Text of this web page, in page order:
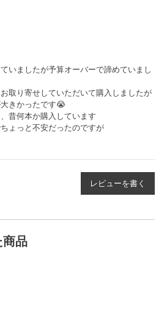
いましたが予算オーバーで諦めていまし
取り寄せしていただいて購入しましたが
きかったです😭
昔何本か購入しています
ょっと不安だったのですが
レビューを書く
商品